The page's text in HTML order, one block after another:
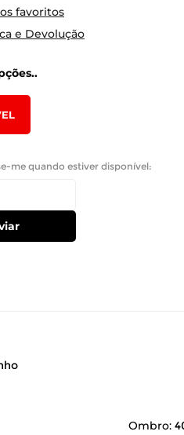
favoritos
e Devolução
me quando estiver disponível:
Ombro: